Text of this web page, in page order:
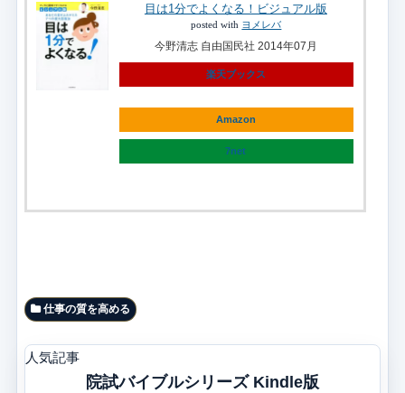
目は1分でよくなる！ビジュアル版
posted with ヨメレバ
今野清志 自由国民社 2014年07月
楽天ブックス
Amazon
7net
仕事の質を高める
人気記事
院試バイブルシリーズ Kindle版